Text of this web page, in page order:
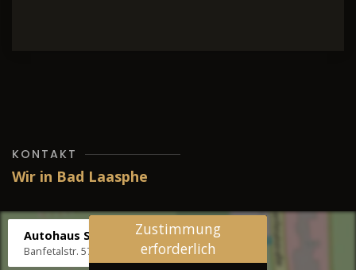
KONTAKT
Wir in Bad Laasphe
Autohaus Stenger
Banfetalstr. 57, 57334 Bad Laasphe
Zustimmung
erforderlich